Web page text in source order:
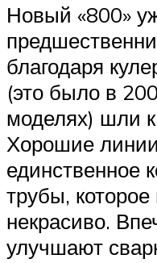
Новый «800»
благодаря
(это было в
моделях) шли
Хорошие
единственное
трубы,
некрасиво.
улучшают